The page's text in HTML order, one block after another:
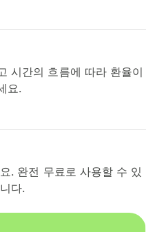
시간의 흐름에 따라 환율이
요.
. 완전 무료로 사용할 수 있
다.